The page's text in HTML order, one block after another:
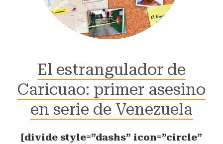
El estrangulador de
Caricuao: primer asesino
en serie de Venezuela
[divide style=”dashs” icon=”circle”